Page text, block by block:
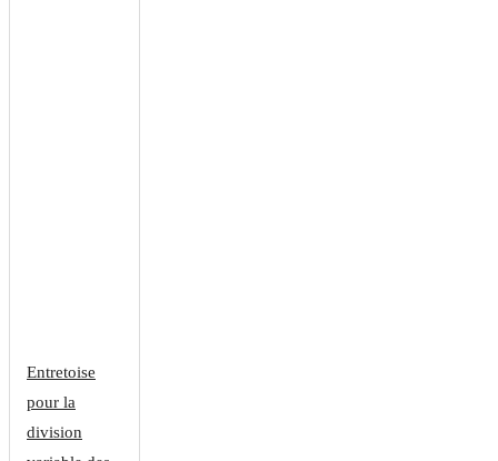
Entretoise
pour la
division